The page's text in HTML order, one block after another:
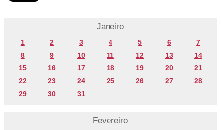
Janeiro
1 2 3 4 5 6
7
8
9 10 11 12 13
14
15
16 17 18 19 20
21
22
23 24 25 26 27
28
29
30 31
Fevereiro